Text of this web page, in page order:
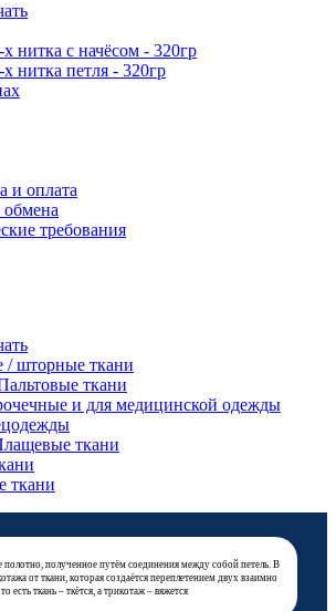
нитка с начёсом - 320гр
нитка петля - 320гр
и оплата
обмена
требования
/ шторные ткани
ткани
и для медицинской одежды
ткани
ткани
полученное путём соединения между собой петель. В
от ткани, которая создаётся переплетением двух взаимно
есть ткань – ткётся, а трикотаж – вяжется